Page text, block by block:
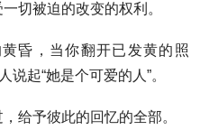
切被迫的改变的权利。
昏，当你翻开已发黄的照
说起“她是个可爱的人”。
给予彼此的回忆的全部。